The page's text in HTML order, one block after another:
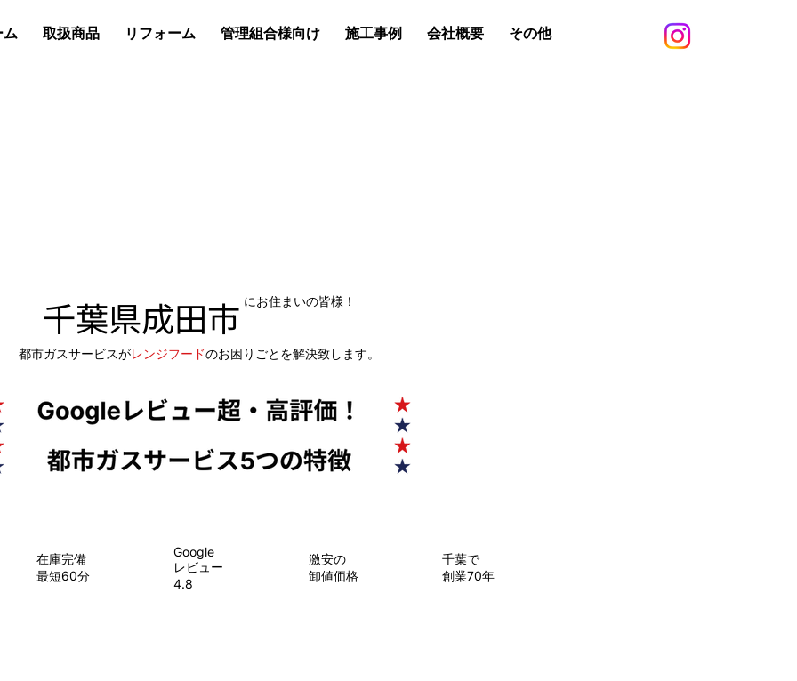
ム 取扱商品 リフォーム 管理組合様向け 施工事例 会社概要 その他
にお住まいの皆様！
千葉県成田市
都市ガスサービスがレンジフードのお困りごとを解決致します。
在庫完備
最短60分
Google
レビュー
4.8
​激安の
卸値価格
千葉で
創業70年